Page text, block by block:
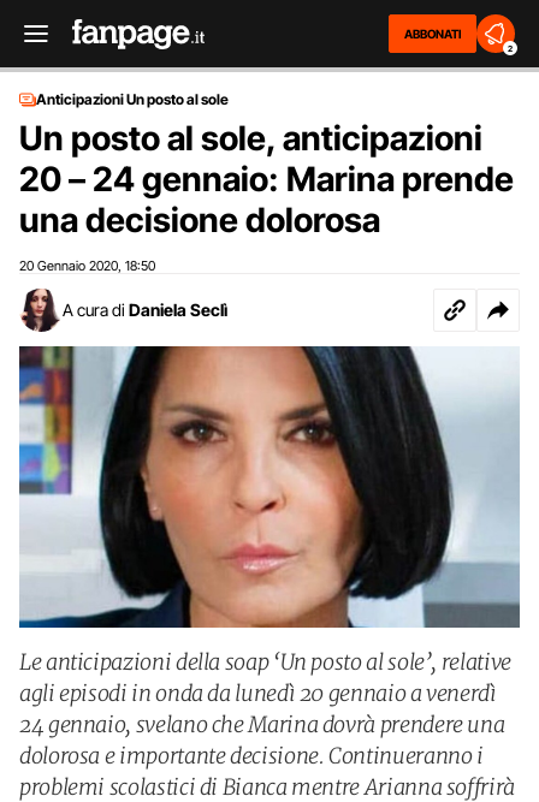
ABBONATI
2
Anticipazioni Un posto al sole
Un posto al sole, anticipazioni
20 – 24 gennaio: Marina prende
una decisione dolorosa
20 Gennaio 2020 18:50
A cura di Daniela Seclì
Le anticipazioni della soap ‘Un posto al sole’, relative
agli episodi in onda da lunedì 20 gennaio a venerdì
24 gennaio, svelano che Marina dovrà prendere una
dolorosa e importante decisione. Continueranno i
problemi scolastici di Bianca mentre Arianna soffrirà